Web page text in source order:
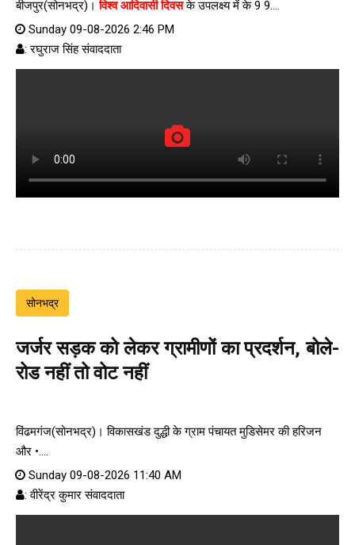
बीजपुर(सोनभद्र)।विश्व आदिवासी दिवसके उपलक्ष्य में के 9 9....
Sunday 09-08-2026 2:46 PM
: रघुराज सिंह संवाददाता
सोनभद्र
जर्जर सड़क को लेकर ग्रामीणों का प्रदर्शन, बोले-
रोड नहीं तो वोट नहीं
विंढमगंज(सोनभद्र)। विकासखंड दुद्धी के ग्राम पंचायत मुडिसेमर की हरिजन
और •....
Sunday 09-08-2026 11:40 AM
: वीरेंद्र कुमार संवाददाता